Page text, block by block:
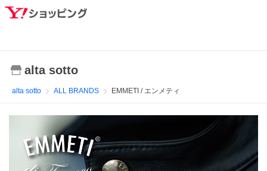
alta sotto
alta sotto ALL BRANDS EMMETI / エンメティ